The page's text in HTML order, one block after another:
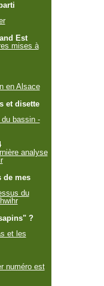
Est
mises à
en Alsace
et disette
bassin -
analyse
de mes
du
?
et les
numéro est